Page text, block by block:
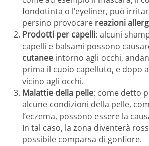
fondotinta o l’eyeliner, può
persino provocare reazioni
Prodotti per capelli: alcuni
capelli e balsami possono
cutanee intorno agli occhi,
prima il cuoio capelluto, e dopo
vicino agli occhi.
Malattie della pelle: come detto
alcune condizioni della pelle,
l’eczema, possono essere la
In tal caso, la zona diventerà
possibile comparsa di gonfiore.